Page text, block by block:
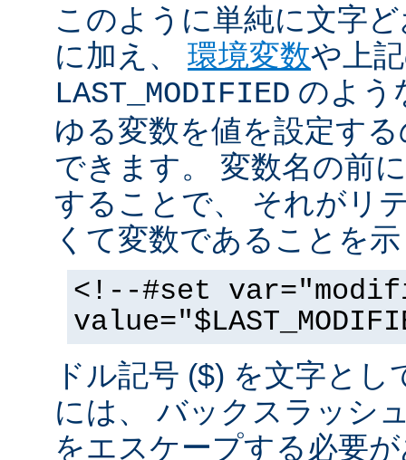
このように単純に文字
に加え、 環境変数や上
LAST_MODIFIED のよう
ゆる変数を値を設定す
できます。 変数名の前
することで、 それがリ
くて変数であることを
<!--#set
ドル記号 ($) を文字と
には、 バックスラッシ
をエスケープする必要